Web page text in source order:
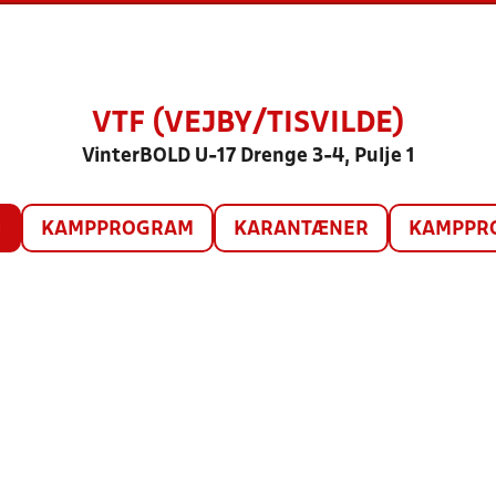
VTF (VEJBY/TISVILDE)
VinterBOLD U-17 Drenge 3-4, Pulje 1
KAMPPROGRAM KARANTÆNER